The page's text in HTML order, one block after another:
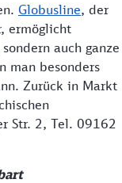
Globusline, der
ermöglicht
auch ganze
man besonders
Zurück in Markt
Str. 2, Tel. 09162